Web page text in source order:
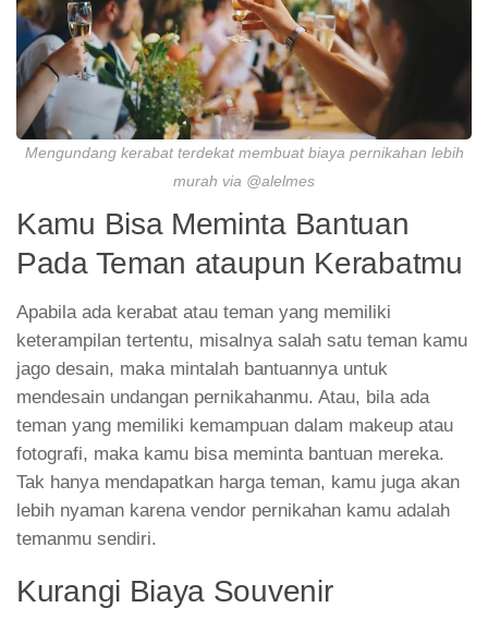
Mengundang kerabat terdekat membuat biaya pernikahan lebih
murah via @alelmes
Kamu Bisa Meminta Bantuan
Pada Teman ataupun Kerabatmu
Apabila ada kerabat atau teman yang memiliki
keterampilan tertentu, misalnya salah satu teman kamu
jago desain, maka mintalah bantuannya untuk
mendesain undangan pernikahanmu. Atau, bila ada
teman yang memiliki kemampuan dalam makeup atau
fotografi, maka kamu bisa meminta bantuan mereka.
Tak hanya mendapatkan harga teman, kamu juga akan
lebih nyaman karena vendor pernikahan kamu adalah
temanmu sendiri.
Kurangi Biaya Souvenir